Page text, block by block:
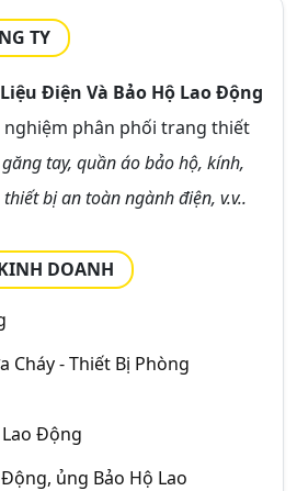
TY
Điện Và Bảo Hộ Lao Động
nghiệm phân phối trang thiết
găng tay, quần áo bảo hộ, kính,
bị an toàn ngành điện, v.v..
DOANH
Cháy - Thiết Bị Phòng
Động
ủng Bảo Hộ Lao